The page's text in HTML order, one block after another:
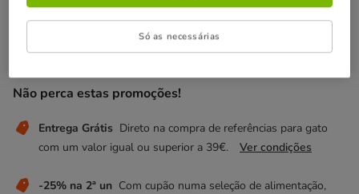
Não perca estas promoções!
Entrega Grátis Direto na compra de referências para gato
com um valor igual ou superior a 39€.
Ver condições
-25% na 2ª un Com cupão numa seleção de alimentação,
Temporariamente sem stock
Descubra produtos semelhantes
Só as necessárias